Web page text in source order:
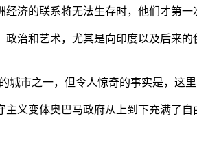
济的联系将无法生存时，他们才第一
治和艺术，尤其是向印度以及后来
城市之一，但令人惊奇的事实是，这
义变体奥巴马政府从上到下充满了